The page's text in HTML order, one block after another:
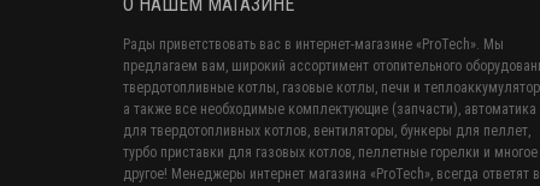
Рады приветствовать вас в интернет-магазине «ProTech». Мы
предлагаем вам, широкий ассортимент отопительного
твердотопливные котлы, газовые котлы, печи и
а также все необходимые комплектующие (запчасти), автоматика
для твердотопливных котлов, вентиляторы, бункеры для пеллет,
турбо приставки для газовых котлов, пеллетные горелки и многое
другое! Менеджеры интернет магазина «ProTech», всегда ответят